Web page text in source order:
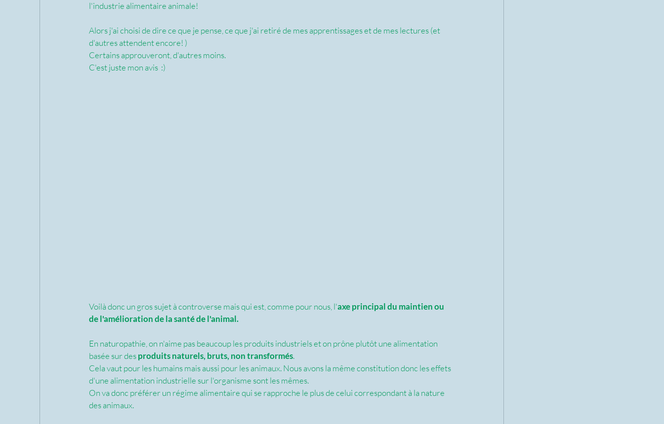
l'industrie alimentaire animale!
Alors j'ai choisi de dire ce que je pense, ce que j'ai retiré de mes apprentissages et de mes lectures (et
d'autres attendent encore! )
Certains approuveront, d'autres moins.
C'est juste mon avis  :)
Voilà donc un gros sujet à controverse mais qui est, comme pour nous, l'axe principal du maintien ou
de l'amélioration de la santé de l'animal.
En naturopathie, on n'aime pas beaucoup les produits industriels et on prône plutôt une alimentation
basée sur des produits naturels, bruts, non transformés.
Cela vaut pour les humains mais aussi pour les animaux. Nous avons la même constitution donc les effets
d'une alimentation industrielle sur l'organisme sont les mêmes.
On va donc préférer un régime alimentaire qui se rapproche le plus de celui correspondant à la nature
des animaux.